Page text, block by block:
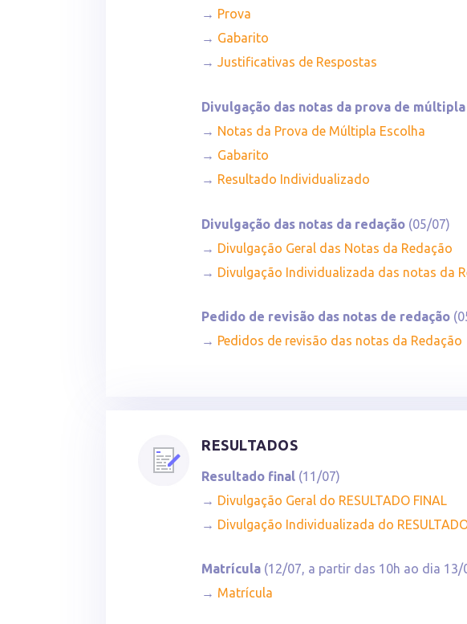
→ Prova
→ Gabarito
→Justificativas de Respostas
Divulgação das notas da prova de
→ Notas da Prova de Múltipla Escolha
→ Gabarito
→ Resultado Individualizado
Divulgação das notas da redação (05/07)
→ Divulgação Geral das Notas da Redação
→ Divulgação Individualizada das notas da
Pedido de revisão das notas de redação
→ Pedidos de revisão das notas da Redação
RESULTADOS
Resultado final (11/07)
→ Divulgação Geral do RESULTADO FINAL
→ Divulgação Individualizada do RESULTADO
Matrícula (12/07, a partir das 10h ao dia 13/
→ Matrícula